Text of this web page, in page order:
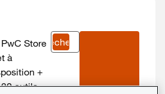
Store
à
+
30outils
Recherche